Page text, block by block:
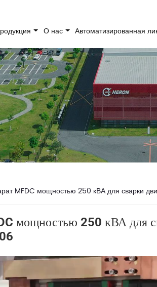
О нас Автоматизированная
MFDC мощностью 250 кВА для сварки
мощностью 250 кВА для